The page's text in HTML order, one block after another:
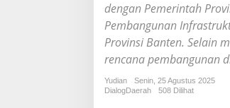
a
b
o
a
dengan Pemerintah
Pembangunan
Provinsi Banten. Selain
rencana pembangunan
Yudian
Senin, 25 Agustus 2025
DialogDaerah
508 Dilihat